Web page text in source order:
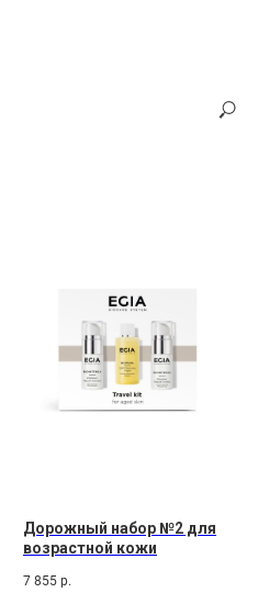
Дорожный набор №2 для
возрастной кожи
7 855 р.